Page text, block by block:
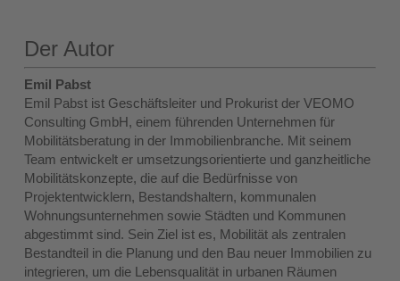
Der Autor
Emil Pabst
Emil Pabst ist Geschäftsleiter und Prokurist der VEOMO
Consulting GmbH, einem führenden Unternehmen für
Mobilitätsberatung in der Immobilienbranche. Mit seinem
Team entwickelt er umsetzungsorientierte und ganzheitliche
Mobilitätskonzepte, die auf die Bedürfnisse von
Projektentwicklern, Bestandshaltern, kommunalen
Wohnungsunternehmen sowie Städten und Kommunen
abgestimmt sind. Sein Ziel ist es, Mobilität als zentralen
Bestandteil in die Planung und den Bau neuer Immobilien zu
integrieren, um die Lebensqualität in urbanen Räumen